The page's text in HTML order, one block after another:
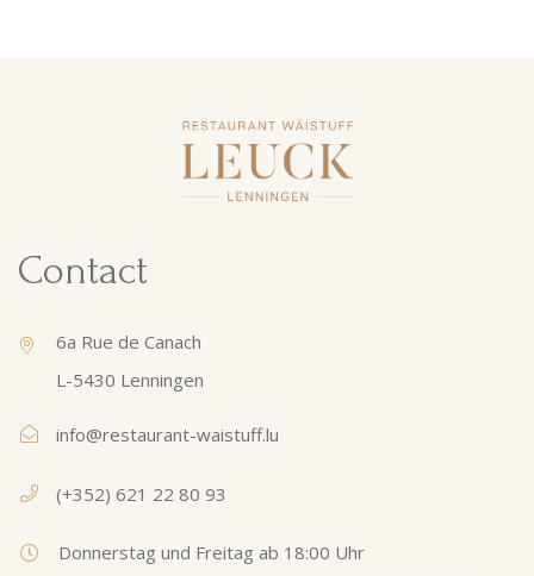
Contact
6a Rue de Canach
L-5430 Lenningen
info@restaurant-waistuff.lu
(+352) 621 22 80 93
Donnerstag und Freitag ab 18:00 Uhr